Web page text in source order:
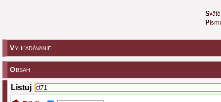
VYHĽADÁVANIE
OBSAH
Listuj